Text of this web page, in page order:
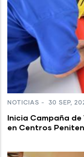
NOTICIAS - 30 SEP,
Inicia Campaña de
en Centros